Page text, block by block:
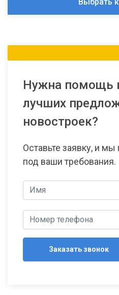
Нужна помощь
лучших
новостроек?
Оставьте заявку, и
под ваши требования.
Заказать звонок